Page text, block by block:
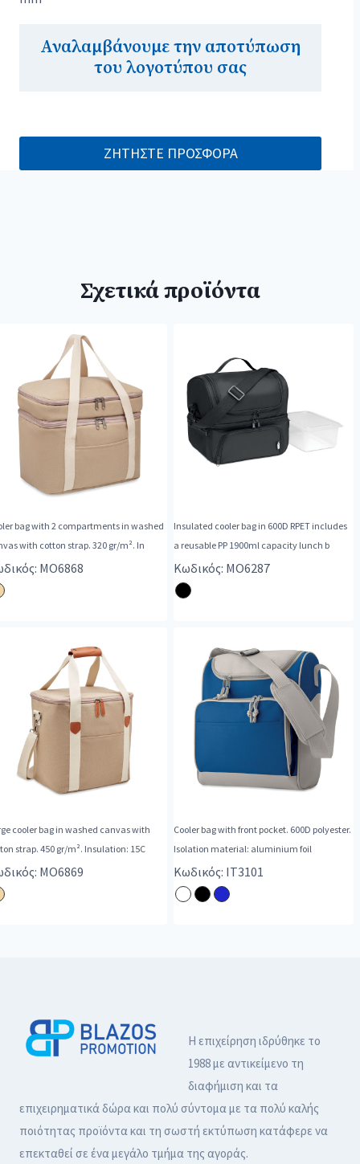
Αναλαμβάνουμε την αποτύπωση
του λογοτύπου σας
ΖΗΤΗΣΤΕ ΠΡΟΣΦΟΡΑ
Σχετικά προϊόντα
bag with 2 compartments in washed
with cotton strap. 320 gr/m². In
MO6868
Insulated cooler bag in 600D RPET includes
a reusable PP 1900ml capacity lunch b
Κωδικός: MO6287
cooler bag in washed canvas with
strap. 450 gr/m². Insulation: 15C
MO6869
Cooler bag with front pocket. 600D polyester.
Isolation material: aluminium foil
Κωδικός: IT3101
Η επιχείρηση ιδρύθηκε το
1988 με αντικείμενο τη
διαφήμιση και τα
επιχειρηματικά δώρα και πολύ σύντομα με τα πολύ καλής
ποιότητας προϊόντα και τη σωστή εκτύπωση κατάφερε να
επεκταθεί σε ένα μεγάλο τμήμα της αγοράς.